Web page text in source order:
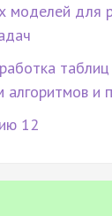
моделей для
таблиц
алгоритмов и
12